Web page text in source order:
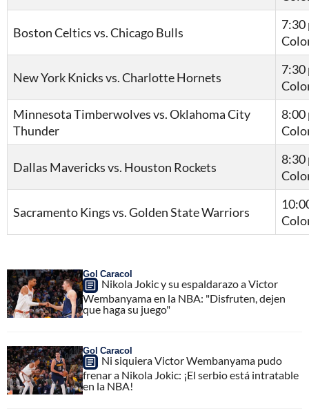
Boston Celtics vs. Chicago Bulls
7:30
New York Knicks vs. Charlotte Hornets
7:30
Minnesota Timberwolves vs. Oklahoma City
Thunder
8:00
Dallas Mavericks vs. Houston Rockets
8:30
Sacramento Kings vs. Golden State Warriors
Gol Caracol
Nikola Jokic y su espaldarazo a Victor
Wembanyama en la NBA: "Disfruten, dejen
que haga su juego"
Gol Caracol
Ni siquiera Victor Wembanyama pudo
frenar a Nikola Jokic: ¡El serbio está intratable
en la NBA!